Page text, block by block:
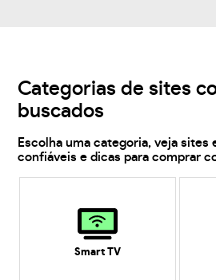
Categorias de sites
buscados
Escolha uma categoria, veja sites
confiáveis e dicas para comprar
Smart TV